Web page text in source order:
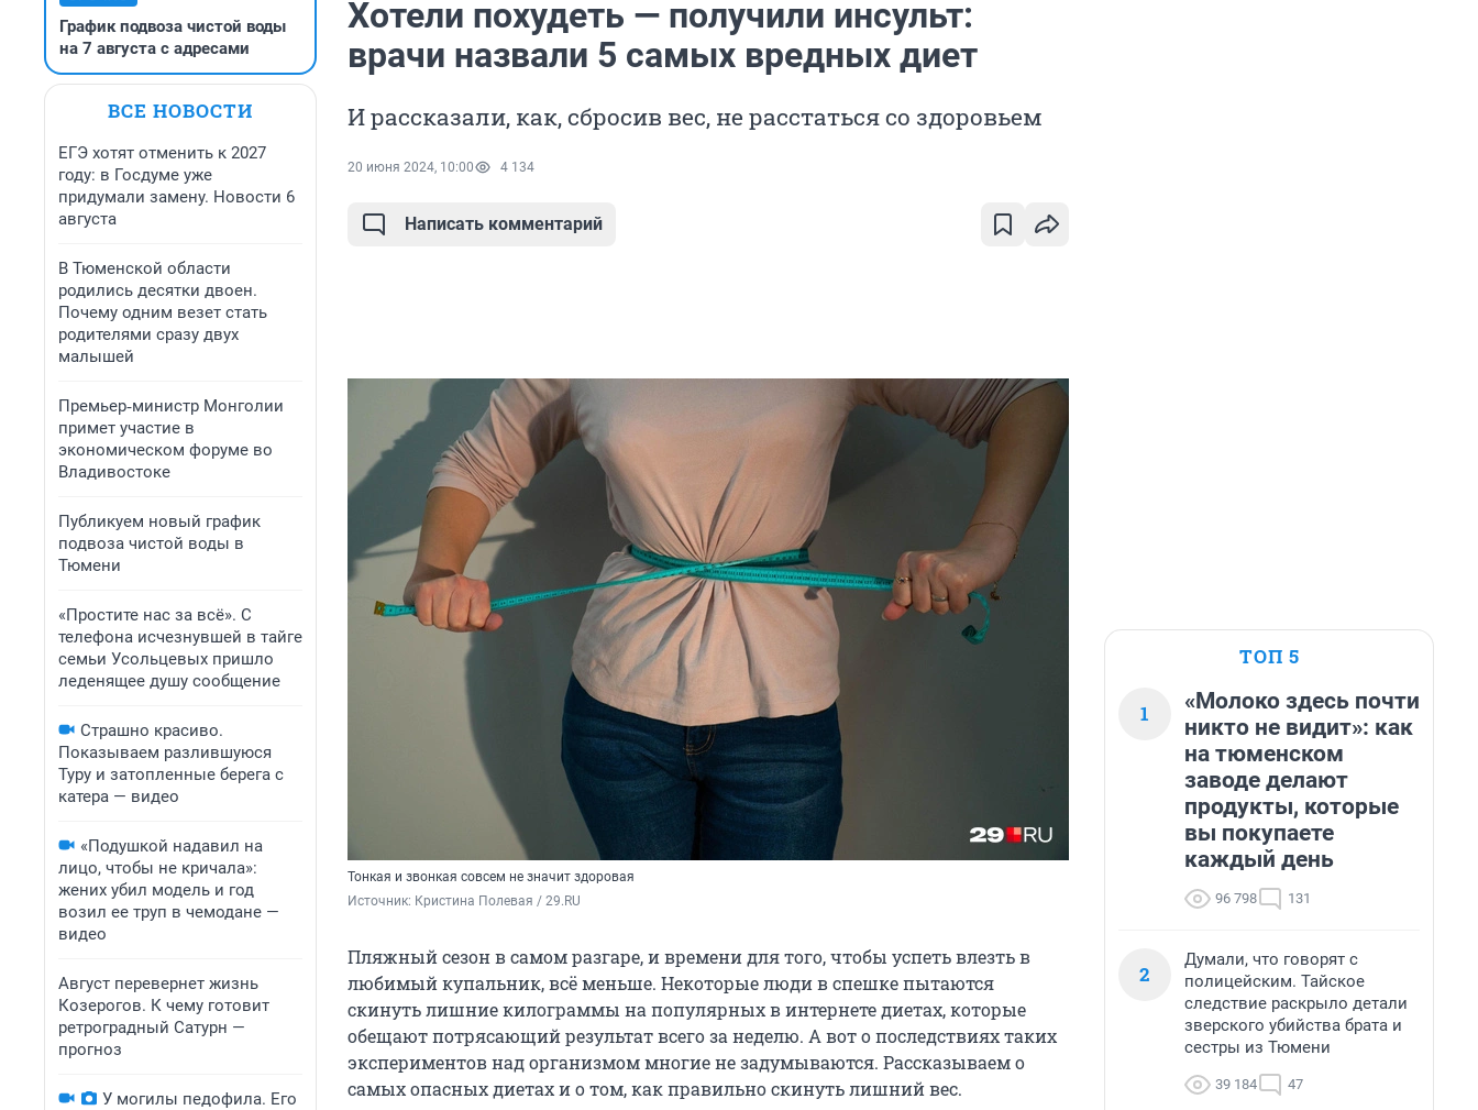
График подвоза чистой воды
на 7 августа с адресами
ВСЕ НОВОСТИ
ЕГЭ хотят отменить к 2027
году: в Госдуме уже
придумали замену. Новости 6
августа
В Тюменской области
родились десятки двоен.
Почему одним везет стать
родителями сразу двух
малышей
Премьер‑министр Монголии
примет участие в
экономическом форуме во
Владивостоке
Публикуем новый график
подвоза чистой воды в
Тюмени
«Простите нас за всё». С
телефона исчезнувшей в тайге
семьи Усольцевых пришло
леденящее душу сообщение
Страшно красиво.
Показываем разлившуюся
Туру и затопленные берега с
катера — видео
«Подушкой надавил на
лицо, чтобы не кричала»:
жених убил модель и год
возил ее труп в чемодане —
видео
Август перевернет жизнь
Козерогов. К чему готовит
ретроградный Сатурн —
прогноз
У могилы педофила. Его
Хотели похудеть — получили инсульт:
врачи назвали 5 самых вредных диет
И рассказали, как, сбросив вес, не расстаться со здоровьем
20 июня 2024, 10:00 4 134
Написать комментарий
Тонкая и звонкая совсем не значит здоровая
Источник: Кристина Полевая / 29.RU
Пляжный сезон в самом разгаре, и времени для того, чтобы успеть влезть в
любимый купальник, всё меньше. Некоторые люди в спешке пытаются
скинуть лишние килограммы на популярных в интернете диетах, которые
обещают потрясающий результат всего за неделю. А вот о последствиях таких
экспериментов над организмом многие не задумываются. Рассказываем о
самых опасных диетах и о том, как правильно скинуть лишний вес.
ТОП 5
1
«Молоко здесь почти
никто не видит»: как
на тюменском
заводе делают
продукты, которые
вы покупаете
каждый день
96 798 131
2
Думали, что говорят с
полицейским. Тайское
следствие раскрыло детали
зверского убийства брата и
сестры из Тюмени
39 184 47